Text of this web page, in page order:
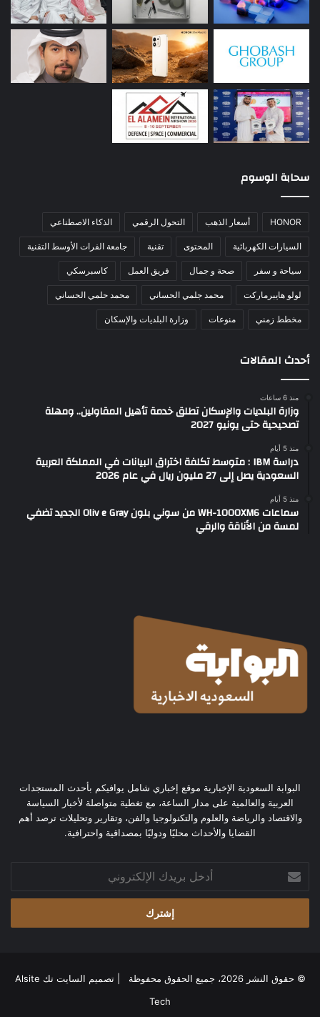
سحابة الوسوم
HONOR أسعار الذهب التحول الرقمي الذكاء الاصطناعي
السيارات الكهربائية المحتوى تقنية جامعة الفرات الأوسط التقنية
سياحة و سفر صحة و جمال فريق العمل كاسبرسكي
لولو هايبرماركت محمد جلمي الحساني محمد حلمي الحساني
مخطط زمني منوعات وزارة البلديات والإسكان
أحدث المقالات
منذ 6 ساعات
وزارة البلديات والإسكان تطلق خدمة تأهيل المقاولين.. ومهلة
تصحيحية حتى يونيو 2027
منذ 5 أيام
دراسة IBM : متوسط تكلفة اختراق البيانات في المملكة العربية
السعودية يصل إلى 27 مليون ريال في عام 2026
منذ 5 أيام
سماعات WH-1000XM6 من سوني بلون Oliv e Gray الجديد تضفي
لمسة من الأناقة والرقي
البوابة السعودية الإخبارية موقع إخباري شامل يوافيكم بأحدث المستجدات
العربية والعالمية على مدار الساعة، مع تغطية متواصلة لأخبار السياسة
والاقتصاد والرياضة والعلوم والتكنولوجيا والفن، وتقارير وتحليلات ترصد أهم
القضايا والأحداث محليًا ودوليًا بمصداقية واحترافية.
بريدك
الإلكتروني
© حقوق النشر 2026، جميع الحقوق محفوظة | تصميم
السايت تك Alsite
Tech